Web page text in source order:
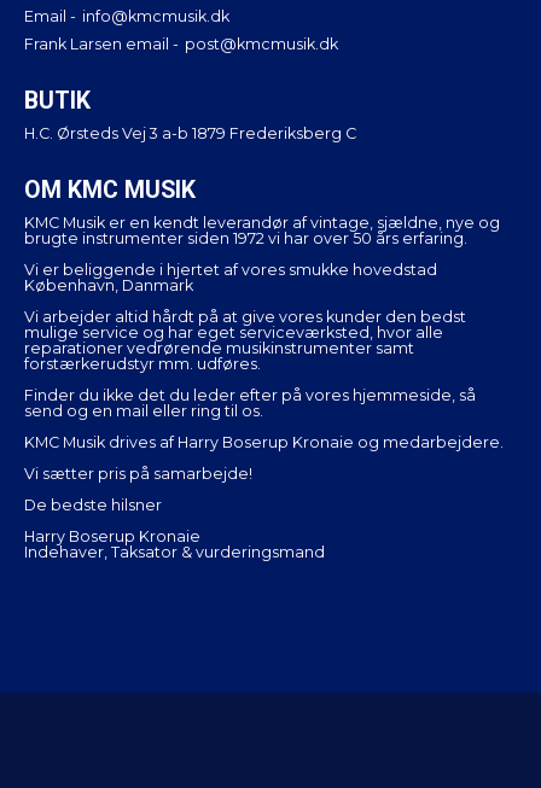
Email - info@kmcmusik.dk
Frank Larsen email - post@kmcmusik.dk
BUTIK
H.C. Ørsteds Vej 3 a-b 1879 Frederiksberg C
OM KMC MUSIK
KMC Musik er en kendt leverandør af vintage, sjældne, nye og
brugte instrumenter siden 1972 vi har over 50 års erfaring.
Vi er beliggende i hjertet af vores smukke hovedstad
København, Danmark
Vi arbejder altid hårdt på at give vores kunder den bedst
mulige service og har eget serviceværksted, hvor alle
reparationer vedrørende musikinstrumenter samt
forstærkerudstyr mm. udføres.
Finder du ikke det du leder efter på vores hjemmeside, så
send og en mail eller ring til os.
KMC Musik drives af Harry Boserup Kronaie og medarbejdere.
Vi sætter pris på samarbejde!
De bedste hilsner
Harry Boserup Kronaie
Indehaver, Taksator & vurderingsmand